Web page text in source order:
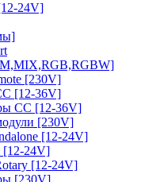
24V]
[230V]
[12-36V]
CC [12-36V]
[230V]
[12-24V]
[12-24V]
[12-24V]
[230V]